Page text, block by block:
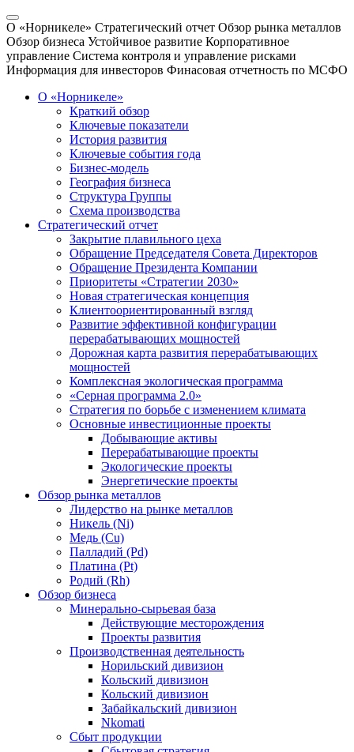
О «Норникеле» Стратегический отчет Обзор рынка металлов
Обзор бизнеса Устойчивое развитие Корпоративное
управление Система контроля и управление рисками
Информация для инвесторов Финасовая отчетность по МСФО
О «Норникеле»
Краткий обзор
Ключевые показатели
История развития
Ключевые события года
Бизнес-модель
География бизнеса
Структура Группы
Схема производства
Стратегический отчет
Закрытие плавильного цеха
Обращение Председателя Совета Директоров
Обращение Президента Компании
Приоритеты «Стратегии 2030»
Новая стратегическая концепция
Клиентоориентированный взгляд
Развитие эффективной конфигурации
перерабатывающих мощностей
Дорожная карта развития перерабатывающих
мощностей
Комплексная экологическая программа
«Серная программа 2.0»
Стратегия по борьбе с изменением климата
Основные инвестиционные проекты
Добывающие активы
Перерабатывающие проекты
Экологические проекты
Энергетические проекты
Обзор рынка металлов
Лидерство на рынке металлов
Никель (Ni)
Медь (Cu)
Палладий (Pd)
Платина (Pt)
Родий (Rh)
Обзор бизнеса
Минерально-сырьевая база
Действующие месторождения
Проекты развития
Производственная деятельность
Норильский дивизион
Кольский дивизион
Кольский дивизион
Забайкальский дивизион
Nkomati
Сбыт продукции